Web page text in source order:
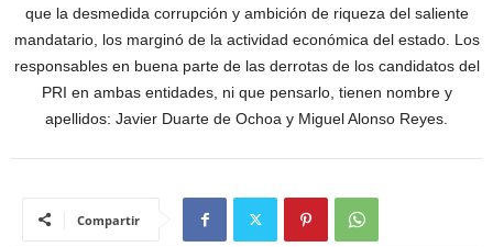
que la desmedida corrupción y ambición de riqueza del saliente
mandatario, los marginó de la actividad económica del estado. Los
responsables en buena parte de las derrotas de los candidatos del
PRI en ambas entidades, ni que pensarlo, tienen nombre y
apellidos: Javier Duarte de Ochoa y Miguel Alonso Reyes.
Compartir